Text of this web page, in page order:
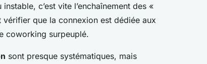
c’est vite l’enchaînement des «
que la connexion est dédiée aux
coworking surpeuplé.
sont presque systématiques, mais